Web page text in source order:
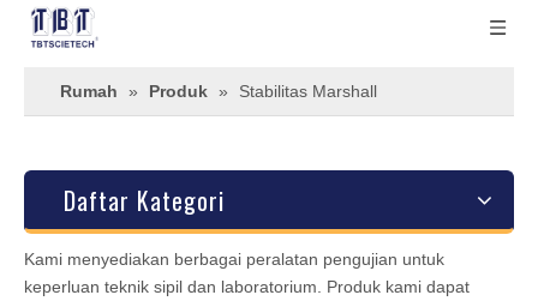
Rumah » Produk » Stabilitas Marshall
Daftar Kategori
Kami menyediakan berbagai peralatan pengujian untuk
keperluan teknik sipil dan laboratorium. Produk kami dapat